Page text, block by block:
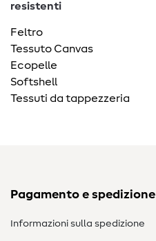
resistenti
Feltro
Tessuto Canvas
Ecopelle
Softshell
Tessuti da tappezzeria
Pagamento e spedizione
Informazioni sulla spedizione